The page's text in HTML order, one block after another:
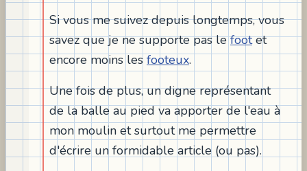
Si vous me suivez depuis longtemps, vous
savez que je ne supporte pas lefootet
encore moins lesfooteux.
Une fois de plus, un digne représentant
de la balle au pied va apporter de l'eau à
mon moulin et surtout me permettre
d'écrire un formidable article (ou pas).